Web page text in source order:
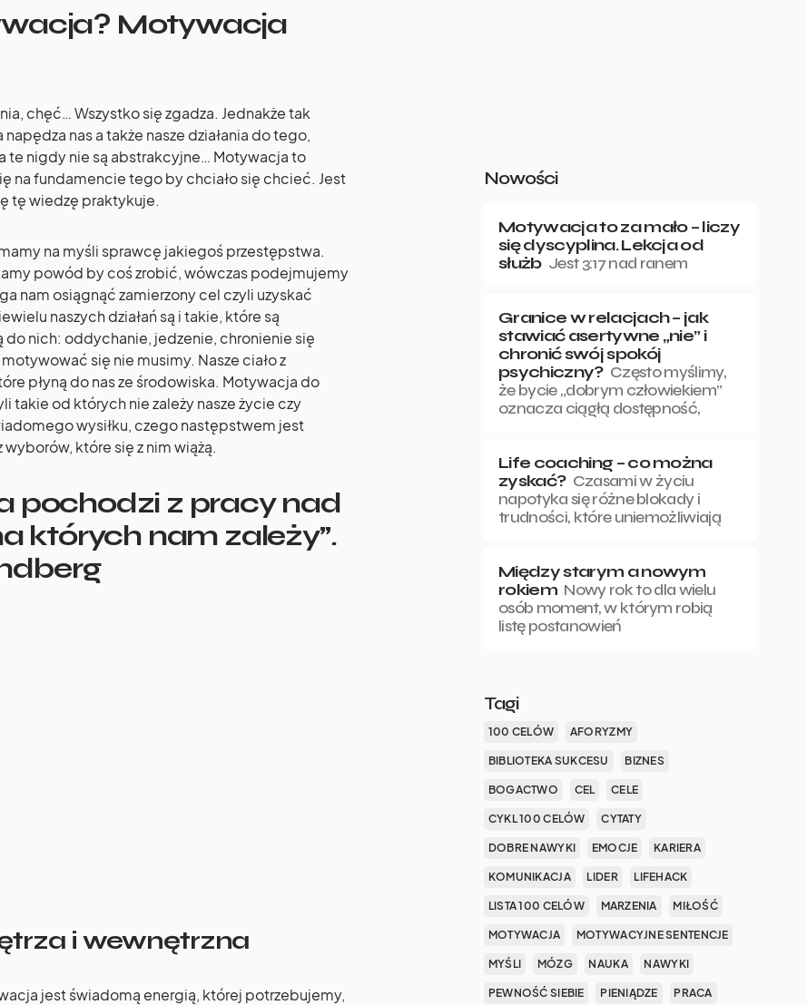
Motywacja
chęć… Wszystko się zgadza. Jednakże tak
nas a także nasze działania do tego,
te nigdy nie są abstrakcyjne… Motywacja to
na fundamencie tego by chciało się chcieć. Jest
tę wiedzę praktykuje.
na myśli sprawcę jakiegoś przestępstwa.
powód by coś zrobić, wówczas podejmujemy
nam osiągnąć zamierzony cel czyli uzyskać
naszych działań są i takie, które są
do nich: oddychanie, jedzenie, chronienie się
się nie musimy. Nasze ciało z
płyną do nas ze środowiska. Motywacja do
takie od których nie zależy nasze życie czy
wysiłku, czego następstwem jest
które się z nim wiążą.
pochodzi z pracy nad
których nam zależy”.
i wewnętrzna
jest świadomą energią, której potrzebujemy,
Nowości
Motywacja to za mało – liczy
się dyscyplina. Lekcja od
służb Jest 3:17 nad ranem
Granice w relacjach – jak
stawiać asertywne „nie” i
chronić swój spokój
psychiczny? Często myślimy,
że bycie „dobrym człowiekiem”
oznacza ciągłą dostępność,
Life coaching – co można
zyskać? Czasami w życiu
napotyka się różne blokady i
trudności, które uniemożliwiają
Między starym a nowym
rokiem Nowy rok to dla wielu
osób moment, w którym robią
listę postanowień
Tagi
100 CELÓW AFORYZMY
BIBLIOTEKA SUKCESU BIZNES
BOGACTWO CEL CELE
CYKL 100 CELÓW CYTATY
DOBRE NAWYKI EMOCJE KARIERA
KOMUNIKACJA LIDER LIFEHACK
LISTA 100 CELÓW MARZENIA MIŁOŚĆ
MOTYWACJA MOTYWACYJNE SENTENCJE
MYŚLI MÓZG NAUKA NAWYKI
PEWNOŚĆ SIEBIE PIENIĄDZE PRACA